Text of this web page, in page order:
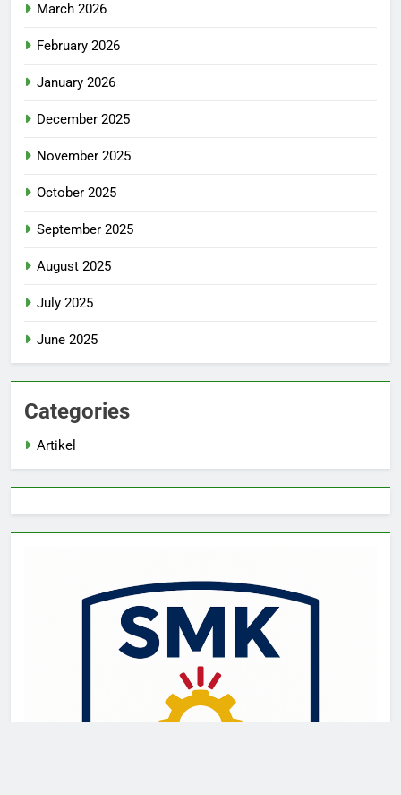
March 2026
February 2026
January 2026
December 2025
November 2025
October 2025
September 2025
August 2025
July 2025
June 2025
Categories
Artikel